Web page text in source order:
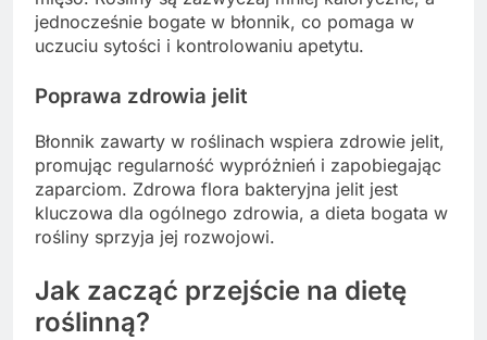
jednocześnie bogate w błonnik, co pomaga w
uczuciu sytości i kontrolowaniu apetytu.
Poprawa zdrowia jelit
Błonnik zawarty w roślinach wspiera zdrowie jelit,
promując regularność wypróżnień i zapobiegając
zaparciom. Zdrowa flora bakteryjna jelit jest
kluczowa dla ogólnego zdrowia, a dieta bogata w
rośliny sprzyja jej rozwojowi.
Jak zacząć przejście na dietę
roślinną?